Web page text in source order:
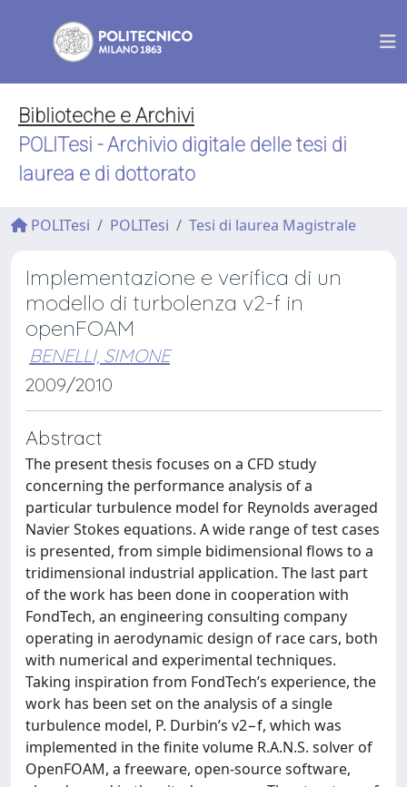
Biblioteche e Archivi
POLITesi - Archivio digitale delle tesi di
laurea e di dottorato
POLITesi POLITesi Tesi di laurea Magistrale
Implementazione e verifica di un
modello di turbolenza v2-f in
openFOAM
BENELLI, SIMONE
2009/2010
Abstract
The present thesis focuses on a CFD study
concerning the performance analysis of a
particular turbulence model for Reynolds averaged
Navier Stokes equations. A wide range of test cases
is presented, from simple bidimensional flows to a
tridimensional industrial application. The last part
of the work has been done in cooperation with
FondTech, an engineering consulting company
operating in aerodynamic design of race cars, both
with numerical and experimental techniques.
Taking inspiration from FondTech’s experience, the
work has been set on the analysis of a single
turbulence model, P. Durbin’s v2−f, which was
implemented in the finite volume R.A.N.S. solver of
OpenFOAM, a freeware, open-source software,